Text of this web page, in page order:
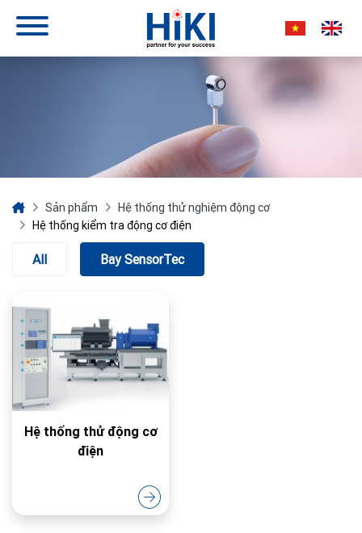
Sản phẩm
Hệ thống thử nghiệm động cơ
Hệ thống kiểm tra động cơ điện
All Bay SensorTec
Hệ thống thử động cơ
điện